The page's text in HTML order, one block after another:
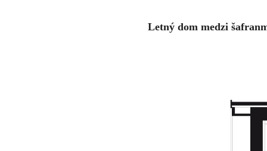
Letný dom medzi